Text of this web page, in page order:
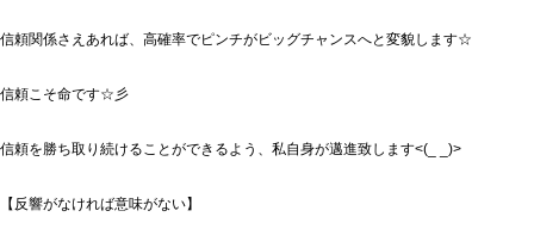
信頼関係さえあれば、高確率でピンチがビッグチャンスへと変貌します☆
信頼こそ命です☆彡
信頼を勝ち取り続けることができるよう、私自身が邁進致します<(_ _)>
【反響がなければ意味がない】